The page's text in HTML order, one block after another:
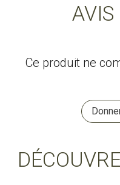
AVIS
Ce produit ne